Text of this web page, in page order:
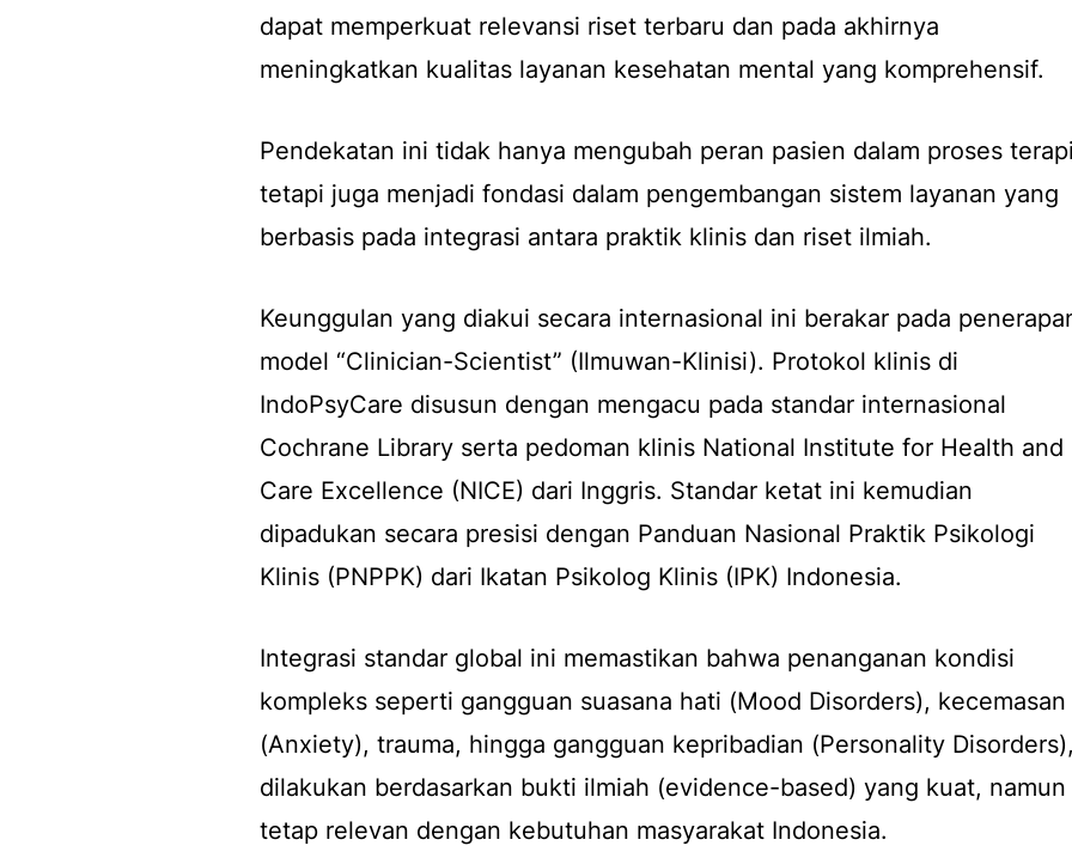
dapat memperkuat relevansi riset terbaru dan pada akhirnya
meningkatkan kualitas layanan kesehatan mental yang komprehensif.
Pendekatan ini tidak hanya mengubah peran pasien dalam proses
tetapi juga menjadi fondasi dalam pengembangan sistem layanan yang
berbasis pada integrasi antara praktik klinis dan riset ilmiah.
Keunggulan yang diakui secara internasional ini berakar pada
model “Clinician-Scientist” (Ilmuwan-Klinisi). Protokol klinis di
IndoPsyCare disusun dengan mengacu pada standar internasional
Cochrane Library serta pedoman klinis National Institute for Health and
Care Excellence (NICE) dari Inggris. Standar ketat ini kemudian
dipadukan secara presisi dengan Panduan Nasional Praktik Psikologi
Klinis (PNPPK) dari Ikatan Psikolog Klinis (IPK) Indonesia.
Integrasi standar global ini memastikan bahwa penanganan kondisi
kompleks seperti gangguan suasana hati (Mood Disorders), kecemasan
(Anxiety), trauma, hingga gangguan kepribadian (Personality Disorders
dilakukan berdasarkan bukti ilmiah (evidence-based) yang kuat, namun
tetap relevan dengan kebutuhan masyarakat Indonesia.